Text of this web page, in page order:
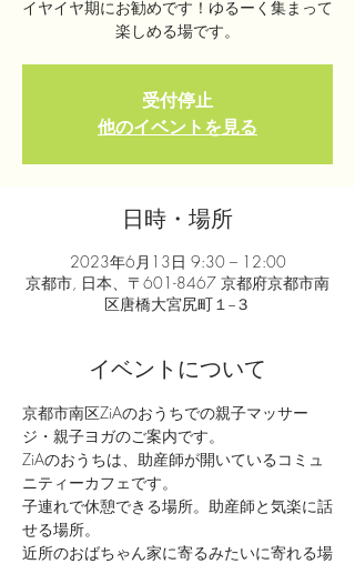
イヤイヤ期にお勧めです！ゆるーく集まって
楽しめる場です。
受付停止
他のイベントを見る
日時・場所
2023年6月13日 9:30 – 12:00
京都市, 日本、〒601-8467 京都府京都市南
区唐橋大宮尻町１−３
イベントについて
京都市南区ZiAのおうちでの親子マッサー
ジ・親子ヨガのご案内です。
ZiAのおうちは、助産師が開いているコミュ
ニティーカフェです。
子連れで休憩できる場所。助産師と気楽に話
せる場所。
近所のおばちゃん家に寄るみたいに寄れる場